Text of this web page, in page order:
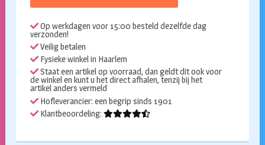
aantal
Op werkdagen voor 15:00 besteld dezelfde dag
verzonden!
Veilig betalen
Fysieke winkel in Haarlem
Staat een artikel op voorraad, dan geldt dit ook voor
de winkel en kunt u het direct afhalen, tenzij bij het
artikel anders vermeld
Hofleverancier: een begrip sinds 1901
Klantbeoordeling: